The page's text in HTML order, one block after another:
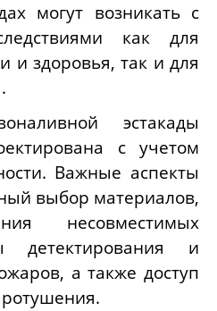
могут возникать с
как для
и здоровья, так и для
эстакады
с учетом
Важные аспекты
выбор материалов,
несовместимых
детектирования и
а также доступ